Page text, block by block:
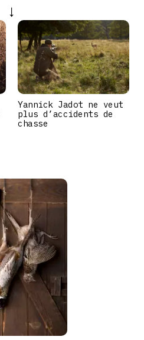
Yannick Jadot ne veut
plus d’accidents de
chasse